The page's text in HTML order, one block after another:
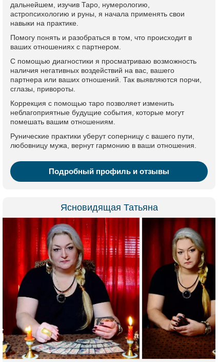
дальнейшем, изучив Таро, нумерологию,
астропсихологию и руны, я начала применять свои
навыки на практике.
Помогу понять и разобраться в том, что происходит в
ваших отношениях с партнером.
С помощью диагностики я просматриваю возможность
наличия негативных воздействий на вас, вашего
партнера или ваших отношений. Так выявляются порчи,
сглазы, привороты.
Коррекция с помощью таро позволяет изменить
неблагоприятные будущие события, которые могут
помешать вашим отношениям.
Рунические практики уберут соперницу с вашего пути,
любовницу мужа, вернут гармонию в ваши отношения.
Подробный профиль и отзывы
Ясновидящая Татьяна